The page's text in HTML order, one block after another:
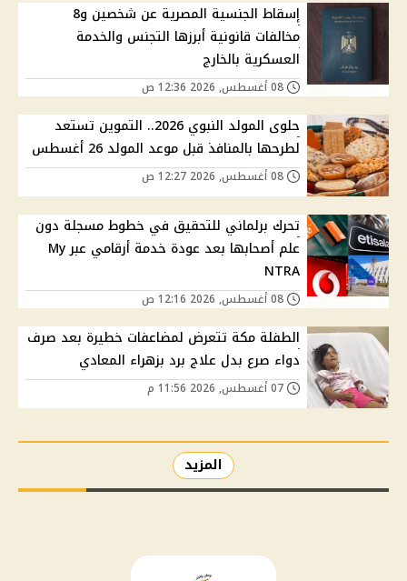
إسقاط الجنسية المصرية عن شخصين و8
مخالفات قانونية أبرزها التجنس والخدمة
العسكرية بالخارج
حلوى المولد النبوي 2026.. التموين تستعد
لطرحها بالمنافذ قبل موعد المولد 26 أغسطس
تحرك برلماني للتحقيق في خطوط مسجلة دون
علم أصحابها بعد عودة خدمة أرقامي عبر My
NTRA
الطفلة مكة تتعرض لمضاعفات خطيرة بعد صرف
دواء صرع بدل علاج برد بزهراء المعادي
المزيد